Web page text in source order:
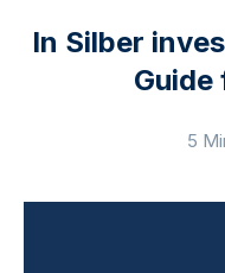
In Silber
5